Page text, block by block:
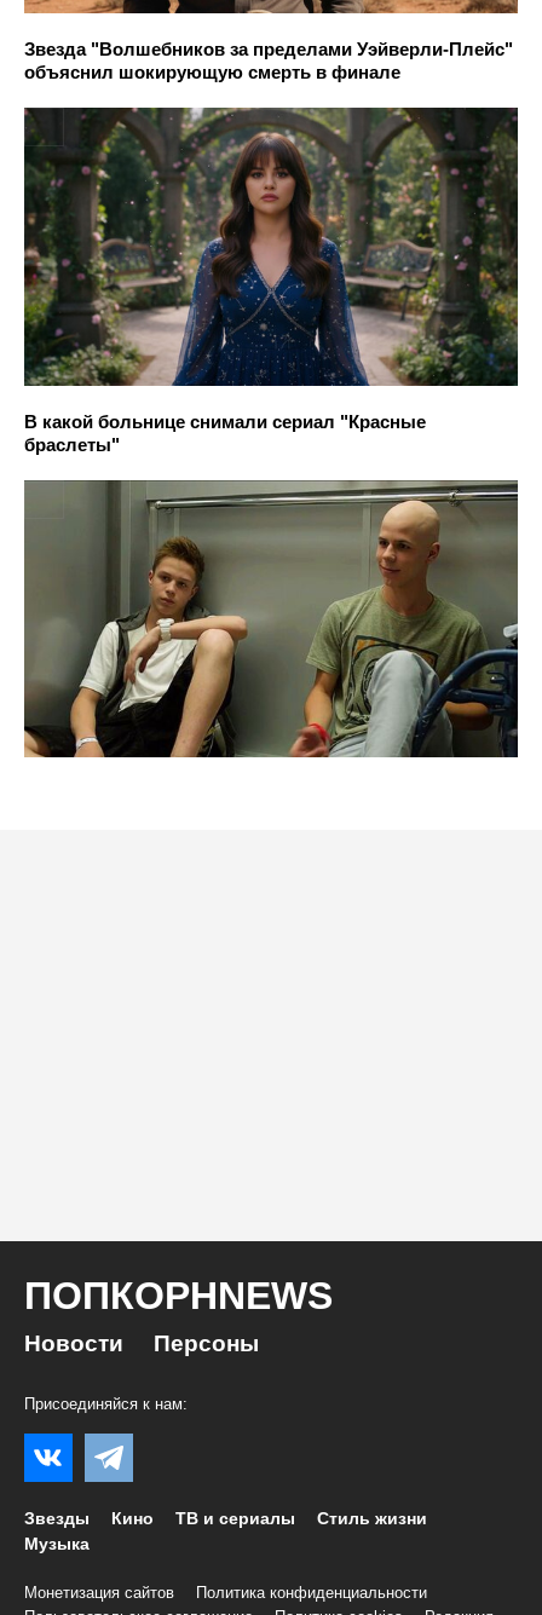
Звезда "Волшебников за пределами Уэйверли-Плейс"
объяснил шокирующую смерть в финале
В какой больнице снимали сериал "Красные
браслеты"
ПОПКОРНNEWS
Новости Персоны
Присоединяйся к нам:
Звезды Кино ТВ и сериалы
Стиль жизни
Музыка
Монетизация сайтов
Политика конфиденциальности